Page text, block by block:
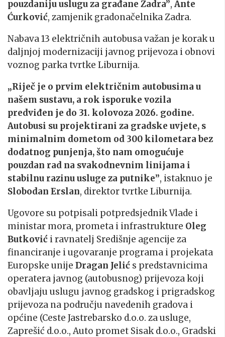
pouzdaniju uslugu za građane Zadra”, Ante
Ćurković, zamjenik gradonačelnika Zadra.
Nabava 13 električnih autobusa važan je korak u
daljnjoj modernizaciji javnog prijevoza i obnovi
voznog parka tvrtke Liburnija.
„Riječ je o prvim električnim autobusima u
našem sustavu, a rok isporuke vozila
predviđen je do 31. kolovoza 2026. godine.
Autobusi su projektirani za gradske uvjete, s
minimalnim dometom od 300 kilometara bez
dodatnog punjenja, što nam omogućuje
pouzdan rad na svakodnevnim linijama i
stabilnu razinu usluge za putnike”, istaknuo je
Slobodan Erslan, direktor tvrtke Liburnija.
Ugovore su potpisali potpredsjednik Vlade i
ministar mora, prometa i infrastrukture Oleg
Butković i ravnatelj Središnje agencije za
financiranje i ugovaranje programa i projekata
Europske unije Dragan Jelić s predstavnicima
operatera javnog (autobusnog) prijevoza koji
obavljaju uslugu javnog gradskog i prigradskog
prijevoza na području navedenih gradova i
općine (Ceste Jastrebarsko d.o.o. za usluge,
Zaprešić d.o.o., Auto promet Sisak d.o.o., Gradski